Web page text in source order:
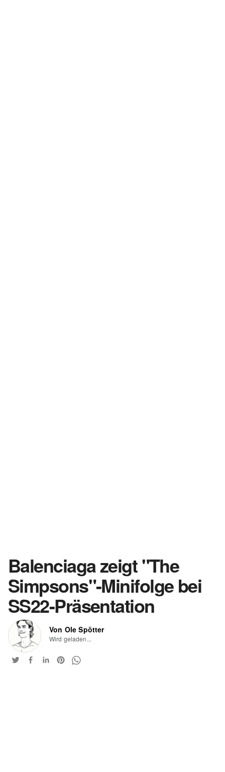
Balenciaga zeigt "The
Simpsons"-Minifolge bei
SS22-Präsentation
Von Ole Spötter
Wird geladen...